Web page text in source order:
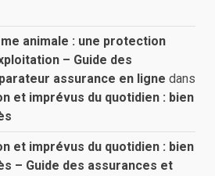
animale : une protection
– Guide des
assurance en ligne dans
et imprévus du quotidien : bien
et imprévus du quotidien : bien
– Guide des assurances et